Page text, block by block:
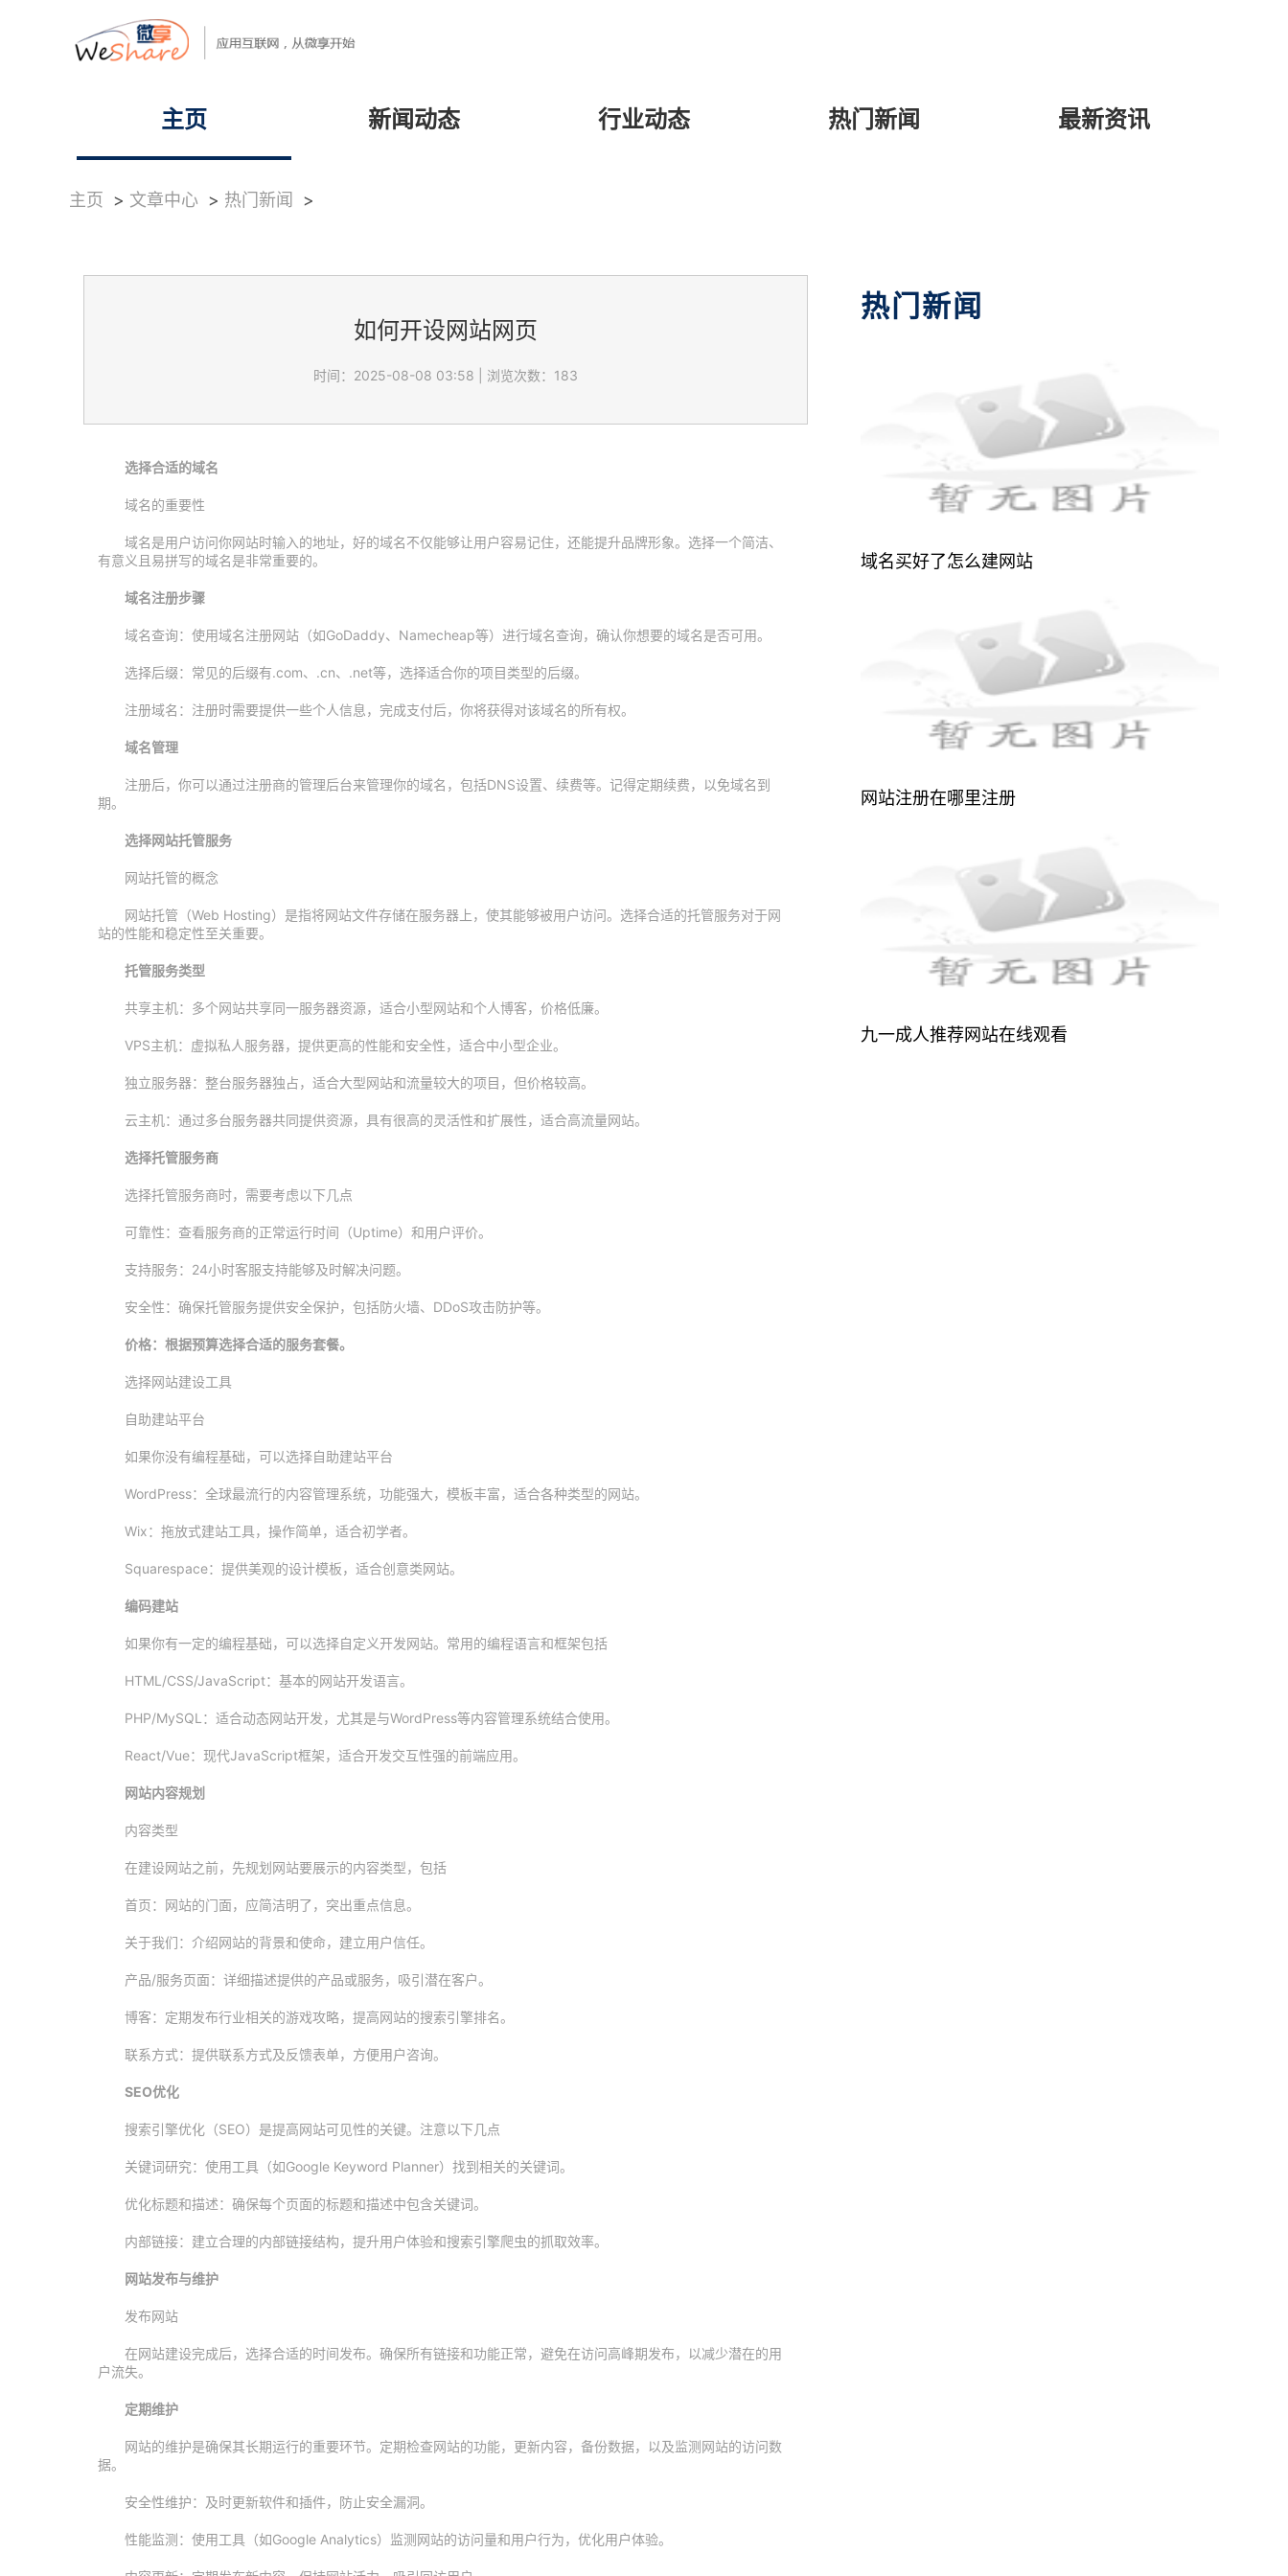
主页 新闻动态 行业动态 热门新闻 最新资讯
主页 > 文章中心 > 热门新闻 >
如何开设网站网页
时间：2025-08-08 03:58 浏览次数：183
选择合适的域名
域名的重要性
域名是用户访问你网站时输入的地址，好的域名不仅能够让用户容易记住，还能提升品牌形象。选择一个简洁、
有意义且易拼写的域名是非常重要的。
域名注册步骤
域名查询：使用域名注册网站（如GoDaddy、Namecheap等）进行域名查询，确认你想要的域名是否可用。
选择后缀：常见的后缀有.com、.cn、.net等，选择适合你的项目类型的后缀。
注册域名：注册时需要提供一些个人信息，完成支付后，你将获得对该域名的所有权。
域名管理
注册后，你可以通过注册商的管理后台来管理你的域名，包括DNS设置、续费等。记得定期续费，以免域名到
期。
选择网站托管服务
网站托管的概念
网站托管（Web Hosting）是指将网站文件存储在服务器上，使其能够被用户访问。选择合适的托管服务对于网
站的性能和稳定性至关重要。
托管服务类型
共享主机：多个网站共享同一服务器资源，适合小型网站和个人博客，价格低廉。
VPS主机：虚拟私人服务器，提供更高的性能和安全性，适合中小型企业。
独立服务器：整台服务器独占，适合大型网站和流量较大的项目，但价格较高。
云主机：通过多台服务器共同提供资源，具有很高的灵活性和扩展性，适合高流量网站。
选择托管服务商
选择托管服务商时，需要考虑以下几点
可靠性：查看服务商的正常运行时间（Uptime）和用户评价。
支持服务：24小时客服支持能够及时解决问题。
安全性：确保托管服务提供安全保护，包括防火墙、DDoS攻击防护等。
价格：根据预算选择合适的服务套餐。
选择网站建设工具
自助建站平台
如果你没有编程基础，可以选择自助建站平台
WordPress：全球最流行的内容管理系统，功能强大，模板丰富，适合各种类型的网站。
Wix：拖放式建站工具，操作简单，适合初学者。
Squarespace：提供美观的设计模板，适合创意类网站。
编码建站
如果你有一定的编程基础，可以选择自定义开发网站。常用的编程语言和框架包括
HTML/CSS/JavaScript：基本的网站开发语言。
PHP/MySQL：适合动态网站开发，尤其是与WordPress等内容管理系统结合使用。
React/Vue：现代JavaScript框架，适合开发交互性强的前端应用。
网站内容规划
内容类型
在建设网站之前，先规划网站要展示的内容类型，包括
首页：网站的门面，应简洁明了，突出重点信息。
关于我们：介绍网站的背景和使命，建立用户信任。
产品/服务页面：详细描述提供的产品或服务，吸引潜在客户。
博客：定期发布行业相关的游戏攻略，提高网站的搜索引擎排名。
联系方式：提供联系方式及反馈表单，方便用户咨询。
SEO优化
搜索引擎优化（SEO）是提高网站可见性的关键。注意以下几点
关键词研究：使用工具（如Google Keyword Planner）找到相关的关键词。
优化标题和描述：确保每个页面的标题和描述中包含关键词。
内部链接：建立合理的内部链接结构，提升用户体验和搜索引擎爬虫的抓取效率。
网站发布与维护
发布网站
在网站建设完成后，选择合适的时间发布。确保所有链接和功能正常，避免在访问高峰期发布，以减少潜在的用
户流失。
定期维护
网站的维护是确保其长期运行的重要环节。定期检查网站的功能，更新内容，备份数据，以及监测网站的访问数
据。
安全性维护：及时更新软件和插件，防止安全漏洞。
性能监测：使用工具（如Google Analytics）监测网站的访问量和用户行为，优化用户体验。
热门新闻
域名买好了怎么建网站
网站注册在哪里注册
九一成人推荐网站在线观看